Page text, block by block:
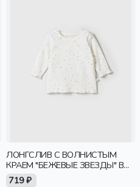
ЛОНГСЛИВ С ВОЛНИСТЫМ
КРАЕМ "БЕЖЕВЫЕ ЗВЕЗДЫ" В
РУБЧИК 0+
719 ₽